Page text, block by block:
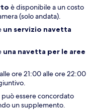
è disponibile a un costo
(solo andata).
un servizio navetta
una navetta per le aree
ore 21:00 alle ore 22:00
può essere concordato
un supplemento.